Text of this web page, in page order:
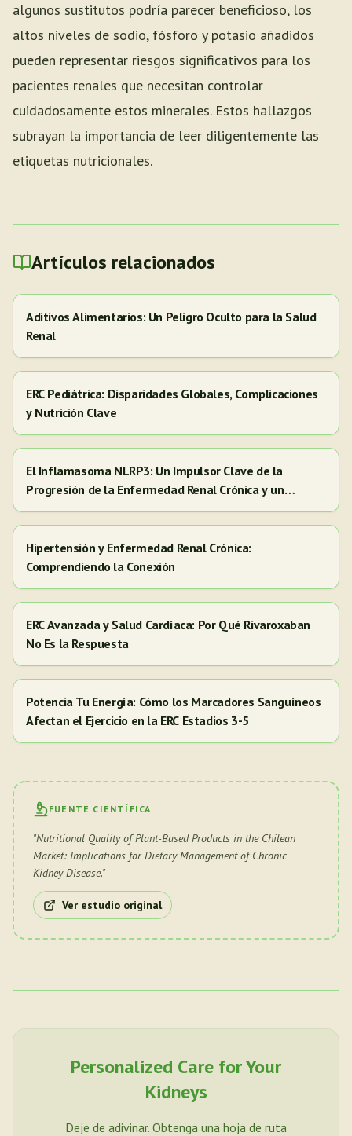
algunos sustitutos podría parecer beneficioso, los
altos niveles de sodio, fósforo y potasio añadidos
pueden representar riesgos significativos para los
pacientes renales que necesitan controlar
cuidadosamente estos minerales. Estos hallazgos
subrayan la importancia de leer diligentemente las
etiquetas nutricionales.
Artículos relacionados
Aditivos Alimentarios: Un Peligro Oculto para la Salud
Renal
ERC Pediátrica: Disparidades Globales, Complicaciones
y Nutrición Clave
El Inflamasoma NLRP3: Un Impulsor Clave de la
Progresión de la Enfermedad Renal Crónica y un
Objetivo para Nuevas Terapias
Hipertensión y Enfermedad Renal Crónica:
Comprendiendo la Conexión
ERC Avanzada y Salud Cardíaca: Por Qué Rivaroxaban
No Es la Respuesta
Potencia Tu Energía: Cómo los Marcadores Sanguíneos
Afectan el Ejercicio en la ERC Estadios 3-5
FUENTE CIENTÍFICA
"Nutritional Quality of Plant-Based Products in the Chilean
Market: Implications for Dietary Management of Chronic
Kidney Disease."
Ver estudio original
Personalized Care for Your
Kidneys
Deje de adivinar. Obtenga una hoja de ruta